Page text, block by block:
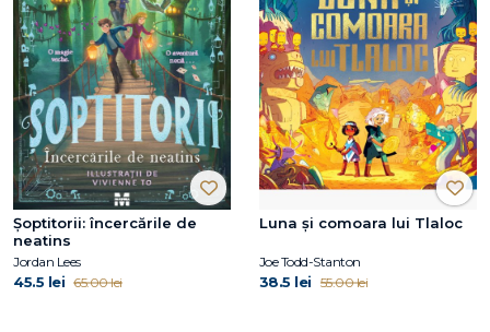
Şoptitorii: încercările de
neatins
Jordan Lees
45.5 lei 65.00 lei
Luna și comoara lui Tlaloc
Joe Todd-Stanton
38.5 lei 55.00 lei